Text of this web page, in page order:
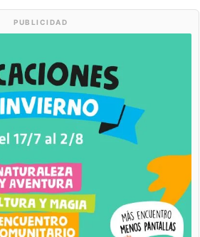
PUBLICIDAD